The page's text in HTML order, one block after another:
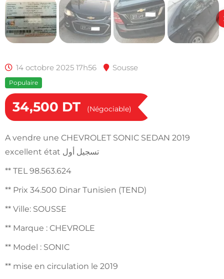
14 octobre 2025 17h56 Sousse
Populaire
34,500 DT (Négociable)
A vendre une CHEVROLET SONIC SEDAN 2019
excellent état تسجيل أول
** TEL 98.563.624
** Prix 34.500 Dinar Tunisien (TEND)
** Ville: SOUSSE
** Marque : CHEVROLE
** Model : SONIC
** mise en circulation le 2019